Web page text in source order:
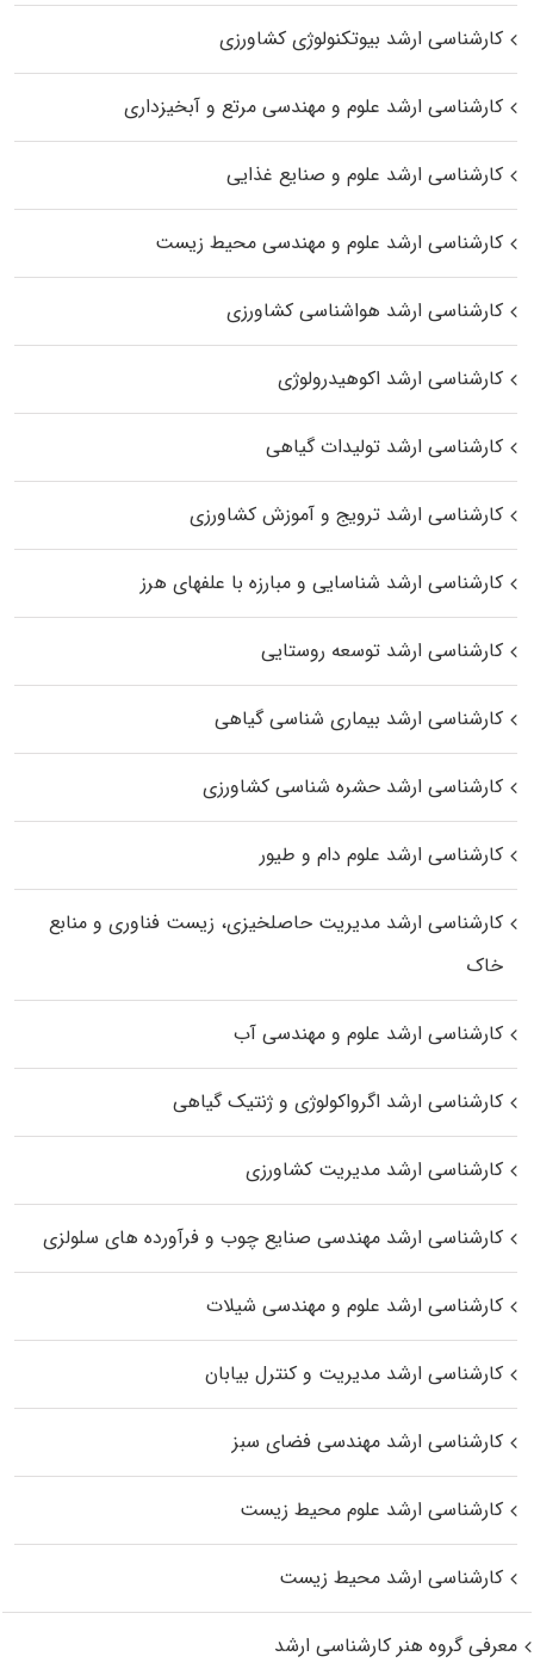
کارشناسی ارشد بیوتکنولوژی کشاورزی
کارشناسی ارشد علوم و مهندسی مرتع و آبخیزداری
کارشناسی ارشد علوم و صنایع غذایی
کارشناسی ارشد علوم و مهندسی محیط زیست
کارشناسی ارشد هواشناسی کشاورزی
کارشناسی ارشد اکوهیدرولوژی
کارشناسی ارشد تولیدات گیاهی
کارشناسی ارشد ترویج و آموزش کشاورزی
کارشناسی ارشد شناسایی و مبارزه با علفهای هرز
کارشناسی ارشد توسعه روستایی
کارشناسی ارشد بیماری‌ شناسی گیاهی
کارشناسی ارشد حشره‌ شناسی کشاورزی
کارشناسی ارشد علوم دام و طیور
کارشناسی ارشد مدیریت حاصلخیزی، زیست فناوری و منابع
خاک
کارشناسی ارشد علوم و مهندسی آب
کارشناسی ارشد اگرواکولوژی و ژنتیک گیاهی
کارشناسی ارشد مدیریت کشاورزی
کارشناسی ارشد مهندسی صنایع چوب و فرآورده‌ های سلولزی
کارشناسی ارشد علوم و مهندسی شیلات
کارشناسی ارشد مدیریت و کنترل بیابان
کارشناسی ارشد مهندسی فضای سبز
کارشناسی ارشد علوم محیط‌ زیست
کارشناسی ارشد محیط زیست
معرفی گروه هنر کارشناسی ارشد